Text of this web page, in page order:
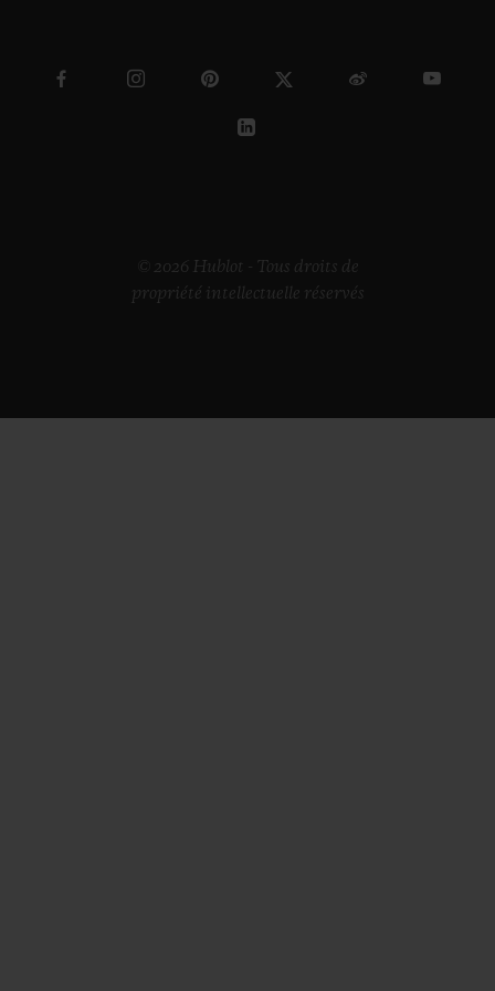
© 2026 Hublot - Tous droits de
propriété intellectuelle réservés